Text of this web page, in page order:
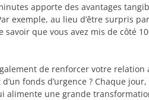
apporte des avantages
exemple, au lieu d’être surpris
savoir que vous avez mis de côté
de renforcer votre relation
fonds d’urgence ? Chaque
alimente une grande